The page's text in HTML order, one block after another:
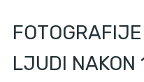
LJUDI NAKON